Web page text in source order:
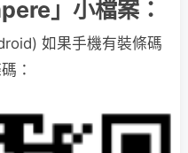
」小檔案：
如果手機有裝條碼
：